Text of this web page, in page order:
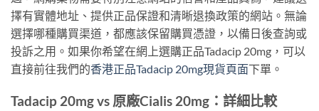
擇有實體地址、提供正品保證和清晰退換政策的網站。無論
選擇哪種購買渠道，都應該保留購買憑證，以備日後查詢或
投訴之用。如果你希望在網上選購正品Tadacip 20mg，可以
直接前往我們的香港正品Tadacip 20mg現貨頁面下單。
Tadacip 20mg vs 原廠Cialis 20mg：詳細比較